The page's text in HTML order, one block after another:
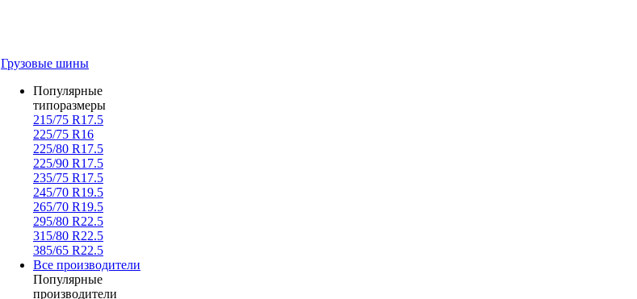
Грузовые шины
Популярные
типоразмеры
215/75 R17.5
225/75 R16
225/80 R17.5
225/90 R17.5
235/75 R17.5
245/70 R19.5
265/70 R19.5
295/80 R22.5
315/80 R22.5
385/65 R22.5
Все производители
Популярные
производители